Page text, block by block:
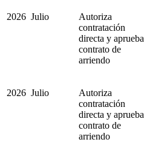
2026 Julio
Autoriza
contratación
directa y aprueba
contrato de
arriendo
2026 Julio
Autoriza
contratación
directa y aprueba
contrato de
arriendo